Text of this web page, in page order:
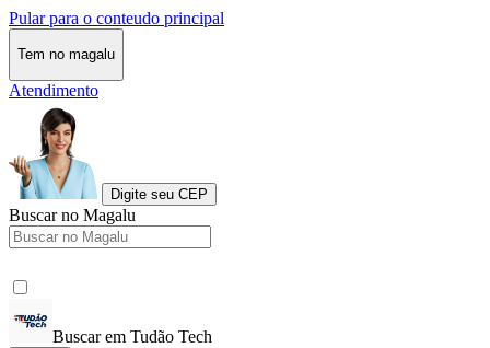
Pular para o conteudo principal
Tem no magalu
Atendimento
Digite seu CEP
Buscar no Magalu
Buscar em Tudão Tech